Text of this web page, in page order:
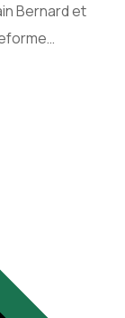
Bernard et